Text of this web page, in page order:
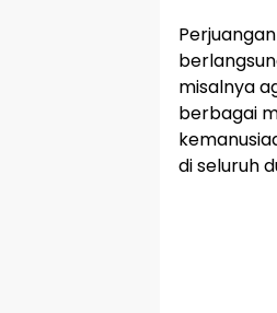
misalnya
berbagai
di seluruh